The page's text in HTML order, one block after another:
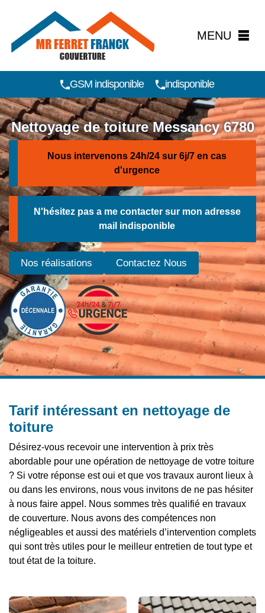
MENU
GSM indisponible indisponible
Nettoyage de toiture Messancy 6780
Nous intervenons 24h/24 sur 6j/7 en cas
d'urgence
N'hésitez pas a me contacter sur mon adresse
mail indisponible
Nos réalisations Contactez Nous
Tarif intéressant en nettoyage de
toiture
Désirez-vous recevoir une intervention à prix très
abordable pour une opération de nettoyage de votre toiture
? Si votre réponse est oui et que vos travaux auront lieux à
ou dans les environs, nous vous invitons de ne pas hésiter
à nous faire appel. Nous sommes très qualifié en travaux
de couverture. Nous avons des compétences non
négligeables et aussi des matériels d’intervention complets
qui sont très utiles pour le meilleur entretien de tout type et
tout état de la toiture.